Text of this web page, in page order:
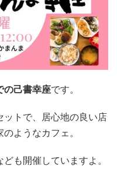
の己書幸座です。
トで、居心地の良い店
ようなカフェ。
も開催していますよ。